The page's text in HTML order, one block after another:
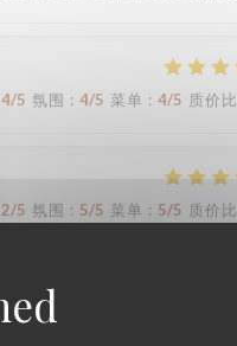
4/5 氛围 : 4/5 菜单 : 4/5 质价比
2/5 氛围 : 5/5 菜单 : 5/5 质价比
3/5 氛围